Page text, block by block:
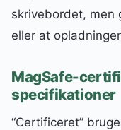
skrivebordet, men
eller at
MagSafe-
specifikationer
“Certificeret”